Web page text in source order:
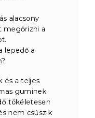
alacsony
megőrizni a
lepedő a
és a teljes
guminek
tökéletesen
nem csúszik